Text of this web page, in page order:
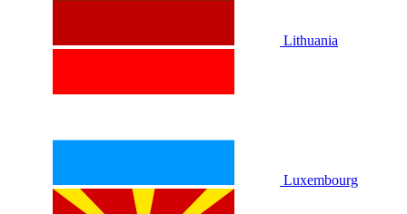
Lithuania
Luxembourg